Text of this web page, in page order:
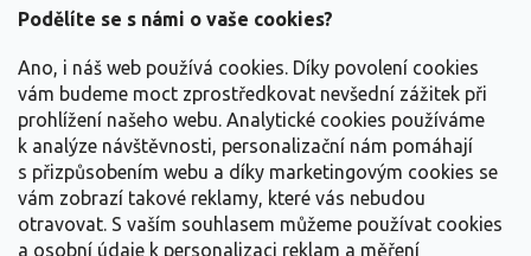
Podělíte se s námi o vaše cookies?
Ano, i náš web používá cookies. Díky povolení cookies
vám budeme moct zprostředkovat nevšední zážitek při
prohlížení našeho webu. Analytické cookies používáme
k analýze návštěvnosti, personalizační nám pomáhají
s přizpůsobením webu a díky marketingovým cookies se
vám zobrazí takové reklamy, které vás nebudou
otravovat. S vaším souhlasem můžeme používat cookies
a osobní údaje k personalizaci reklam a měření
Vše o nákupu
Informace pro Vás